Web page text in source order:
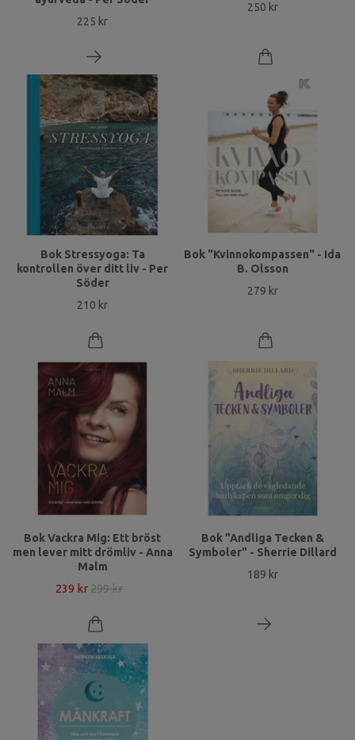
225 kr
250 kr
Bok Stressyoga: Ta
kontrollen över ditt liv - Per
Söder
210 kr
Bok "Kvinnokompassen" - Ida
B. Olsson
279 kr
Bok Vackra Mig: Ett bröst
men lever mitt drömliv - Anna
Malm
239 kr 299 kr
Bok "Andliga Tecken &
Symboler" - Sherrie Dillard
189 kr